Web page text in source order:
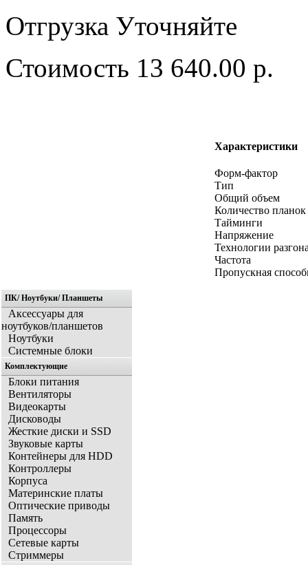
Отгрузка Уточняйте
Стоимость 13 640.00 р.
Характеристики
Форм-фактор
Тип
Общий объем
Количество планок
Тайминги
Напряжение
Технологии
Частота
Пропускная
ПК/ Ноутбуки/ Планшеты
Аксессуары для
ноутбуков/планшетов
Ноутбуки
Системные блоки
Комплектующие
Блоки питания
Вентиляторы
Видеокарты
Дисководы
Жесткие диски и SSD
Звуковые карты
Контейнеры для HDD
Контроллеры
Корпуса
Материнские платы
Оптические приводы
Память
Процессоры
Сетевые карты
Стриммеры